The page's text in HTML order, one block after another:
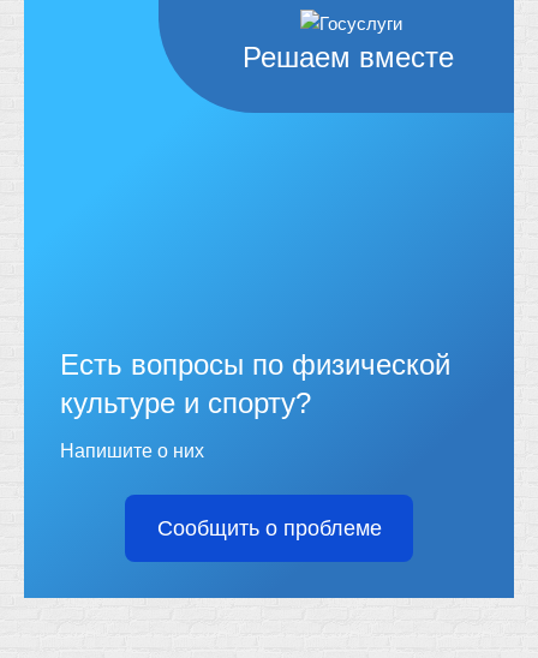
Решаем вместе
Есть вопросы по физической
культуре и спорту?
Напишите о них
Сообщить о проблеме